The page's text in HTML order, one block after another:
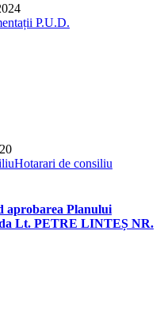
P.U.D.
Hotarari de consiliu
aprobarea Planului
Lt. PETRE LINTEȘ NR.